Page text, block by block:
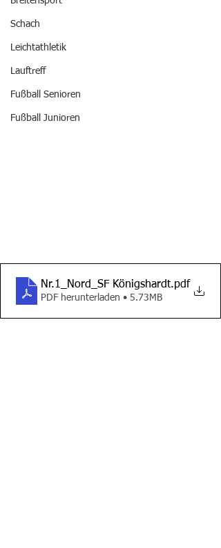
Schach
Leichtathletik
Lauftreff
Fußball Senioren
Fußball Junioren
Nr.1_Nord_SF Königshardt.pdf
PDF herunterladen • 5.73MB